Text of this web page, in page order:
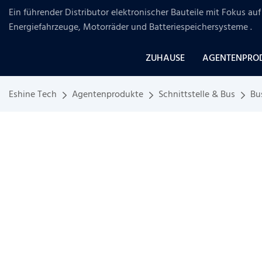
Ein führender Distributor elektronischer Bauteile mit Fokus
Energiefahrzeuge, Motorräder und Batteriespeichersysteme.
ZUHAUSE
Eshine Tech Agentenprodukte Schnittstelle & Bus